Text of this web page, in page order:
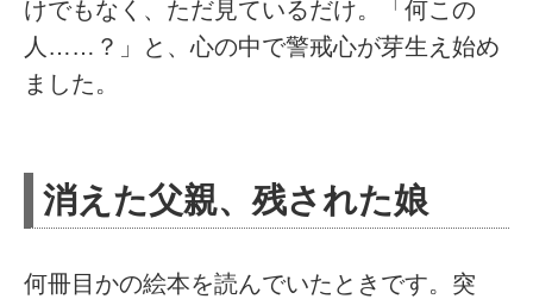
けでもなく、ただ見ているだけ。「何この
人……？」と、心の中で警戒心が芽生え始め
ました。
消えた父親、残された娘
何冊目かの絵本を読んでいたときです。突